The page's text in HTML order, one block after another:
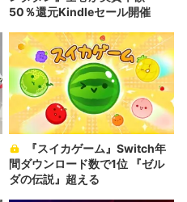
50％還元Kindleセール開催
間ダウンロード数で1位 『ゼル
ダの伝説』超える